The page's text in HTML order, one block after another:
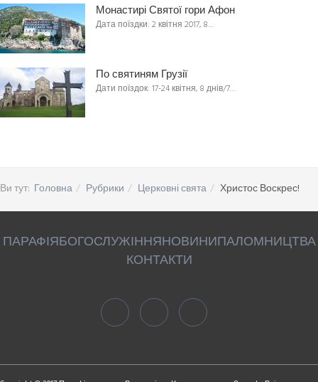
Монастирі Святої гори Афон
Дата поїздки: 2 квітня 2017, 8…
По святиням Грузії
Дати поїздок: 17-24 квітня, 8 днів/7…
Ви тут: Головна Рубрики Церковні свята Христос Воскрес!
ПАРАФІЯБОГОСЛУЖІННЯНОВИНИПАЛОМНИЦТВА
КОНТАКТИ